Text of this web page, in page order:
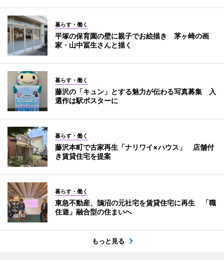
暮らす・働く
平塚の保育園の壁に親子でお絵描き 茅ヶ崎の画
家・山中冨生さんと描く
暮らす・働く
藤沢の「キュン」とする魅力が伝わる写真募集 入
選作は駅ポスターに
暮らす・働く
藤沢本町で古家再生「ナリワイ×ハウス」 店舗付
き賃貸住宅を提案
暮らす・働く
東急不動産、鵠沼の元社宅を賃貸住宅に再生 「職
住遊」融合型の住まいへ
もっと見る